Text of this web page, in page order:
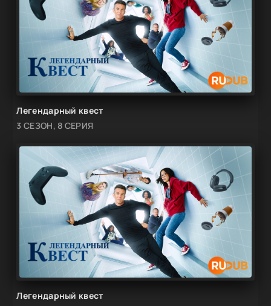
Легендарный квест
3 СЕЗОН, 8 СЕРИЯ
Легендарный квест